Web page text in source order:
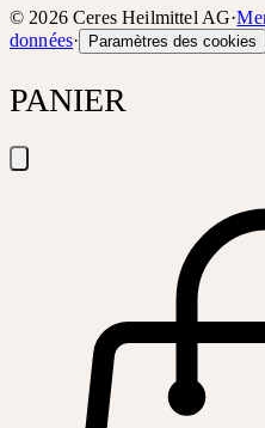
©2026 Ceres Heilmittel AG·
données· Paramètres des cookies
PANIER